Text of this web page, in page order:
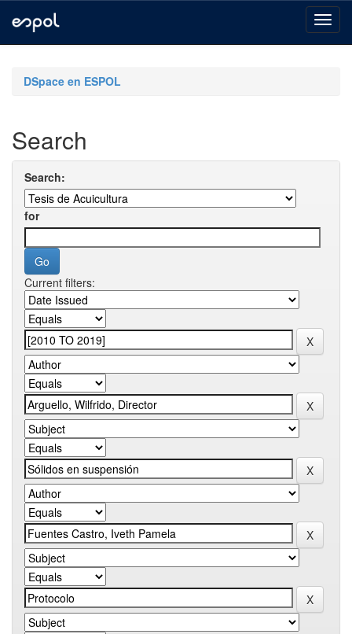
navigationDSpace en ESPOL
Search
Search:
for
Current filters: